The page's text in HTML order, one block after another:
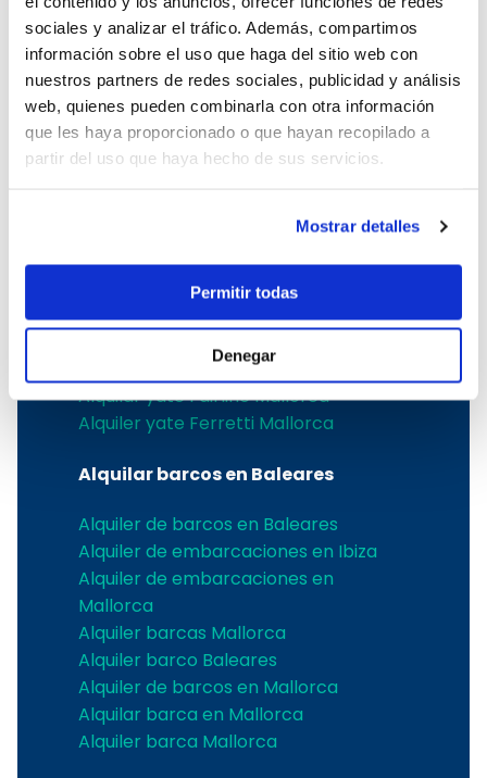
sociales y analizar el tráfico. Además, compartimos
información sobre el uso que haga del sitio web con
nuestros partners de redes sociales, publicidad y análisis
web, quienes pueden combinarla con otra información
que les haya proporcionado o que hayan recopilado a
partir del uso que haya hecho de sus servicios.
Mostrar detalles
Permitir todas
Denegar
Los mejores astilleros
Alquiler velero Jeanneau Mallorca
Alquiler velero Bavaria Mallorca
Alquiler velero Bénéteau Mallorca
Alquiler catamarán Catana Bali
Mallorca
Alquiler catamarán Lagoon Mallorca
Alquiler catamarán Fountaine Pajot
Alquiler yate Sunseeker Mallorca
Alquilar yate Fairline Mallorca
Alquiler yate Ferretti Mallorca
Alquilar barcos en Baleares
Alquiler de barcos en Baleares
Alquiler de embarcaciones en Ibiza
Alquiler de embarcaciones en
Mallorca
Alquiler barcas Mallorca
Alquiler barco Baleares
Alquiler de barcos en Mallorca
Alquilar barca en Mallorca
Alquiler barca Mallorca